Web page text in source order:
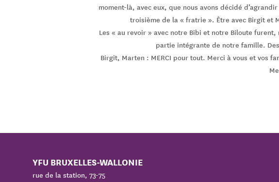
moment-là, avec eux, que nous avons décidé
troisième de la « fratrie ». Être avec Birgit et
Les « au revoir » avec notre Bibi et notre Biloute
partie intégrante de notre famille.
Birgit, Marten : MERCI pour tout. Merci à vous et vos
YFU BRUXELLES-WALLONIE
rue de la station, 73-75